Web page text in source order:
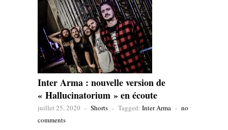
Inter Arma : nouvelle version de
« Hallucinatorium » en écoute
juillet 25, 2020 - Shorts - Tagged: Inter Arma - no
comments